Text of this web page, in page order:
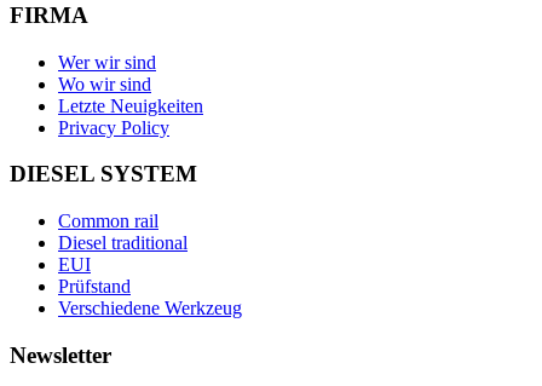
FIRMA
Wer wir sind
Wo wir sind
Letzte Neuigkeiten
Privacy Policy
DIESEL SYSTEM
Common rail
Diesel traditional
EUI
Prüfstand
Verschiedene Werkzeug
Newsletter